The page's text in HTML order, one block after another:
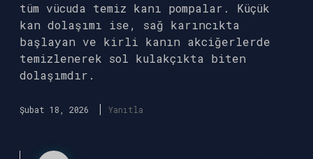
tüm vücuda temiz kanı pompalar. Küçük
kan dolaşımı ise, sağ karıncıkta
başlayan ve kirli kanın akciğerlerde
temizlenerek sol kulakçıkta biten
dolaşımdır.
Şubat 18, 2026 Yanıtla